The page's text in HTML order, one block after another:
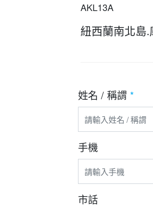
AKL13A
紐西蘭南北島
姓名 / 稱謂 *
手機
市話